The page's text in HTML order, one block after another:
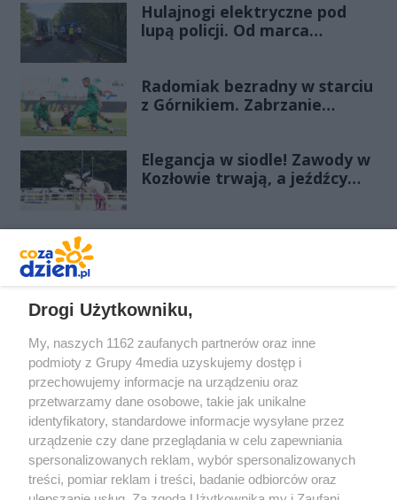
Hulajnogi elektryczne pod
lupą policji. Od marca
Radomiak bezradny w starciu
z Górnikiem. Zabrzanie
Elegancja w siodle! Zawody w
Kozłowie trwają, a jeźdźcy
Redakcja Reklama Prywatność
Praca Łódź
the:protocol
Drogi Użytkowniku,
My, naszych 1162 zaufanych partnerów oraz inne
podmioty z Grupy 4media uzyskujemy dostęp i
przechowujemy informacje na urządzeniu oraz
przetwarzamy dane osobowe, takie jak unikalne
identyfikatory, standardowe informacje wysyłane przez
urządzenie czy dane przeglądania w celu zapewniania
spersonalizowanych reklam, wybór spersonalizowanych
treści, pomiar reklam i treści, badanie odbiorców oraz